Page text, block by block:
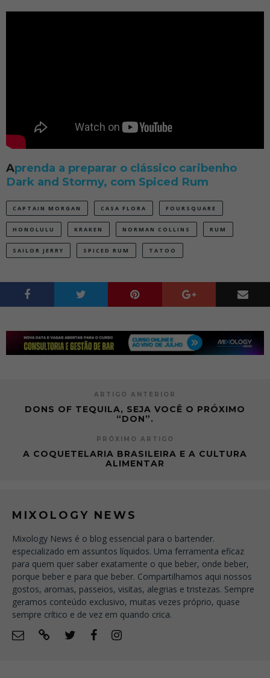
Aprenda a preparar o clássico caribenho
Dark and Stormy, com Spiced Rum
CAPTAIN MORGAN CASA FLORA FOURSQUARE
HONOLULU KRAKEN NORMAN COLLINS RUM
SAILOR JERRY SPICED RUM TATOO
ARTIGO ANTERIOR
DONS OF TEQUILA, SEJA VOCÊ O PRÓXIMO
“DON”.
PRÓXIMO ARTIGO
A COQUETELARIA BRASILEIRA E A CULTURA
ALIMENTAR
MIXOLOGY NEWS
Mixology News é o blog essencial para o bartender.
especializado em assuntos líquidos. Uma ferramenta eficaz
para quem quer saber exatamente o que beber, onde beber,
porque beber e para que beber. Compartilhamos aqui nossos
gostos, aromas, passeios, visitas, alegrias e tristezas. Sempre
geramos conteúdo exclusivo, muitas vezes próprio, quase
sempre crítico e de vez em quando crica.